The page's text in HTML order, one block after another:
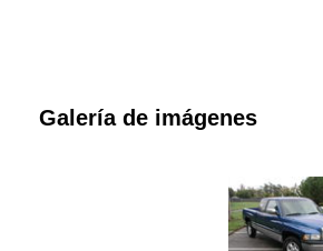
Galería de imágenes